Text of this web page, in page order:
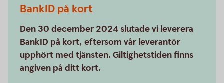
BankID på kort
Den 30 december 2024 slutade vi leverera
BankID på kort, eftersom vår leverantör
upphört med tjänsten. Giltighetstiden finns
angiven på ditt kort.